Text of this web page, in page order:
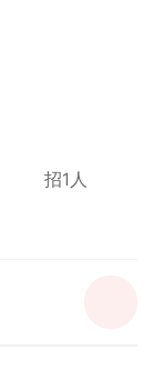
招1人